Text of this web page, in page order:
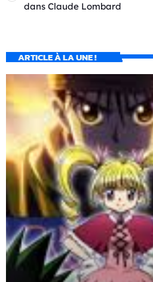
dans Claude Lombard
ARTICLE À LA UNE !